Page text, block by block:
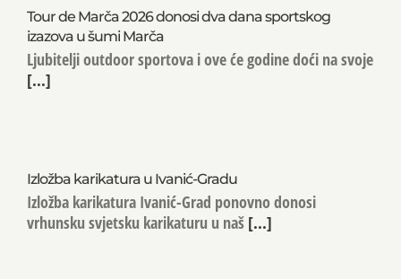
Tour de Marča 2026 donosi dva dana sportskog
izazova u šumi Marča
Ljubitelji outdoor sportova i ove će godine doći na svoje
[...]
Izložba karikatura u Ivanić-Gradu
Izložba karikatura Ivanić-Grad ponovno donosi
vrhunsku svjetsku karikaturu u naš [...]